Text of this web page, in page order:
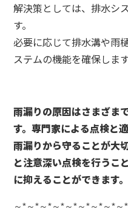
解決策としては、排水シ
す。
必要に応じて排水溝や雨
ステムの機能を確保します
雨漏りの原因はさまざま
す。専門家による点検と
雨漏りから守ることが大
と注意深い点検を行うこ
に抑えることができます。
～*～*～*～*～*～*～*～*～*